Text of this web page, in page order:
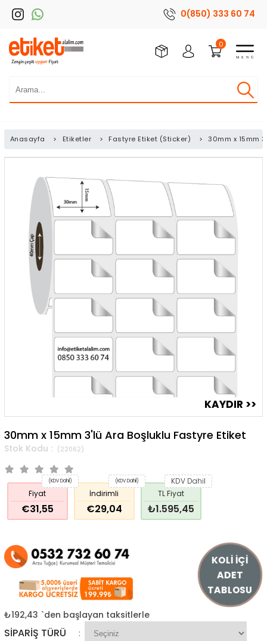
0(850) 333 60 74
0
Anasayfa > Etiketler > Fastyre Etiket (Sticker) > 30mm x 15mm
30mm x 15mm 3'lü Ara Boşluklu Fastyre Etiket
(22062)
Fiyat
€31,55
(KDV Dahil)
İndirimli
€29,04
(KDV Dahil)
TL Fiyat
₺1.595,45
KDV Dahil
₺192,43 `den başlayan taksitlerle
SIPARIŞ TÜRÜ :
KOLİ İÇİ
ADET
TABLOSU